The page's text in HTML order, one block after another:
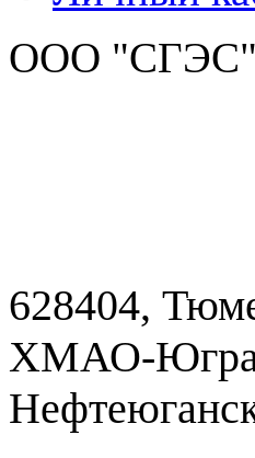
ООО "СГЭС"
628404,
ХМАО-Югра,